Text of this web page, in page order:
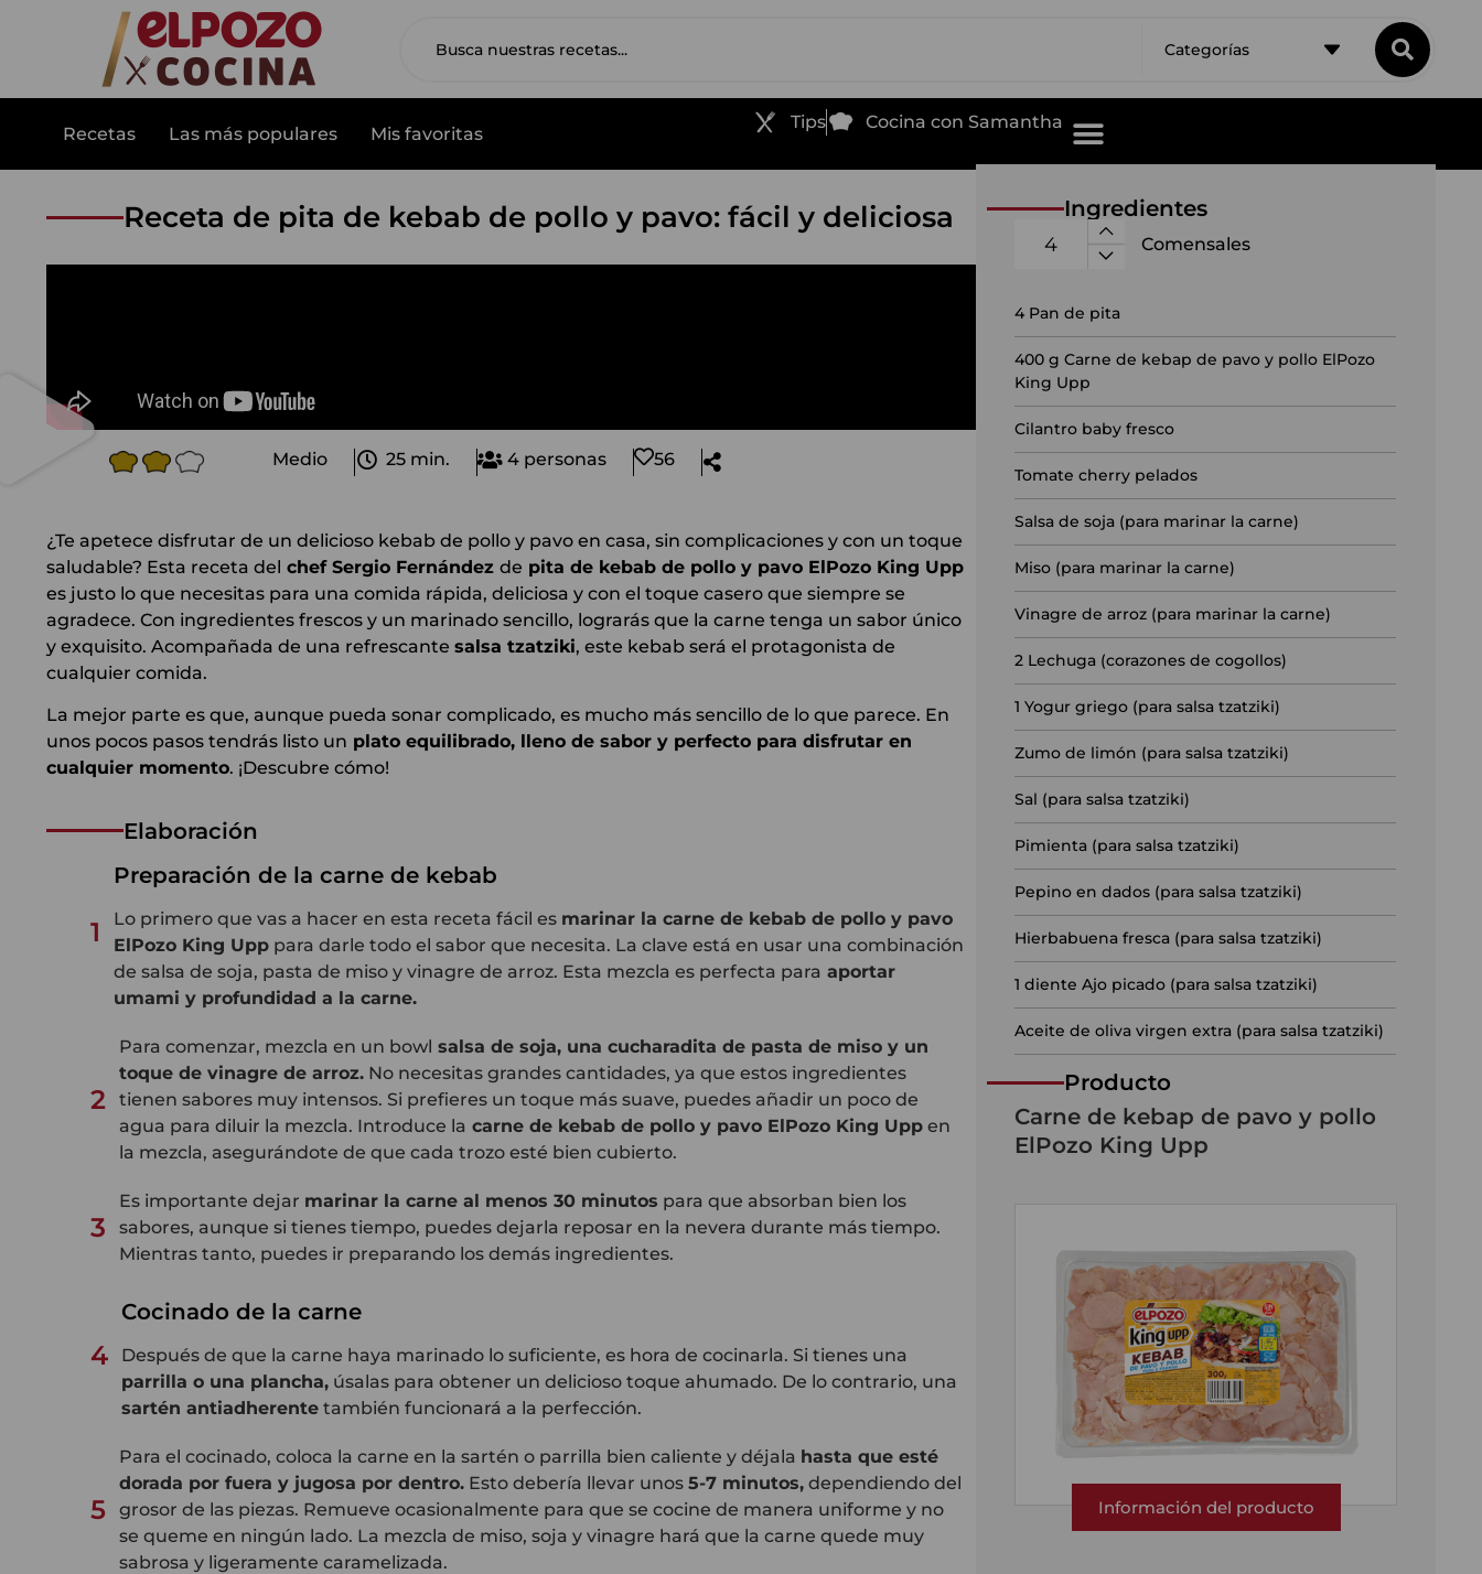
Categorías
Recetas Las más populares Mis favoritas
Tips Cocina con Samantha
Receta de pita de kebab de pollo y pavo: fácil y deliciosa
Medio 25 min. 4 personas 56
¿Te apetece disfrutar de un delicioso kebab de pollo y pavo en casa, sin complicaciones y con un toque
saludable? Esta receta del chef Sergio Fernández de pita de kebab de pollo y pavo ElPozo King Upp
es justo lo que necesitas para una comida rápida, deliciosa y con el toque casero que siempre se
agradece. Con ingredientes frescos y un marinado sencillo, lograrás que la carne tenga un sabor único
y exquisito. Acompañada de una refrescante salsa tzatziki, este kebab será el protagonista de
cualquier comida.
La mejor parte es que, aunque pueda sonar complicado, es mucho más sencillo de lo que parece. En
unos pocos pasos tendrás listo un plato equilibrado, lleno de sabor y perfecto para disfrutar en
cualquier momento. ¡Descubre cómo!
Elaboración
1
Preparación de la carne de kebab
Lo primero que vas a hacer en esta receta fácil es marinar la carne de kebab de pollo y pavo
ElPozo King Upp para darle todo el sabor que necesita. La clave está en usar una combinación
de salsa de soja, pasta de miso y vinagre de arroz. Esta mezcla es perfecta para aportar
umami y profundidad a la carne.
2
Para comenzar, mezcla en un bowl salsa de soja, una cucharadita de pasta de miso y un
toque de vinagre de arroz. No necesitas grandes cantidades, ya que estos ingredientes
tienen sabores muy intensos. Si prefieres un toque más suave, puedes añadir un poco de
agua para diluir la mezcla. Introduce la carne de kebab de pollo y pavo ElPozo King Upp en
la mezcla, asegurándote de que cada trozo esté bien cubierto.
3
Es importante dejar marinar la carne al menos 30 minutos para que absorban bien los
sabores, aunque si tienes tiempo, puedes dejarla reposar en la nevera durante más tiempo.
Mientras tanto, puedes ir preparando los demás ingredientes.
4
Cocinado de la carne
Después de que la carne haya marinado lo suficiente, es hora de cocinarla. Si tienes una
parrilla o una plancha, úsalas para obtener un delicioso toque ahumado. De lo contrario, una
sartén antiadherente también funcionará a la perfección.
5
Para el cocinado, coloca la carne en la sartén o parrilla bien caliente y déjala hasta que esté
dorada por fuera y jugosa por dentro. Esto debería llevar unos 5-7 minutos, dependiendo del
grosor de las piezas. Remueve ocasionalmente para que se cocine de manera uniforme y no
se queme en ningún lado. La mezcla de miso, soja y vinagre hará que la carne quede muy
sabrosa y ligeramente caramelizada.
Ingredientes
Comensales
4 Pan de pita
400 g Carne de kebap de pavo y pollo ElPozo
King Upp
Cilantro baby fresco
Tomate cherry pelados
Salsa de soja (para marinar la carne)
Miso (para marinar la carne)
Vinagre de arroz (para marinar la carne)
2 Lechuga (corazones de cogollos)
1 Yogur griego (para salsa tzatziki)
Zumo de limón (para salsa tzatziki)
Sal (para salsa tzatziki)
Pimienta (para salsa tzatziki)
Pepino en dados (para salsa tzatziki)
Hierbabuena fresca (para salsa tzatziki)
1 diente Ajo picado (para salsa tzatziki)
Aceite de oliva virgen extra (para salsa tzatziki)
Producto
Carne de kebap de pavo y pollo
ElPozo King Upp
Información del producto